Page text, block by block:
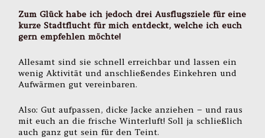
Zum Glück habe ich jedoch drei Ausflugsziele für eine
kurze Stadtflucht für mich entdeckt, welche ich euch
gern empfehlen möchte!
Allesamt sind sie schnell erreichbar und lassen ein
wenig Aktivität und anschließendes Einkehren und
Aufwärmen gut vereinbaren.
Also: Gut aufpassen, dicke Jacke anziehen – und raus
mit euch an die frische Winterluft! Soll ja schließlich
auch ganz gut sein für den Teint.